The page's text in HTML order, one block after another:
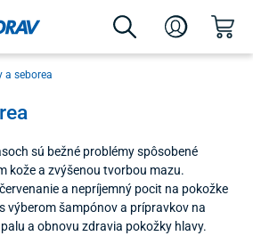
a seborea
sú bežné problémy spôsobené
kože a zvýšenou tvorbou mazu.
a nepríjemný pocit na pokožke
výberom šampónov a prípravkov na
a obnovu zdravia pokožky hlavy.